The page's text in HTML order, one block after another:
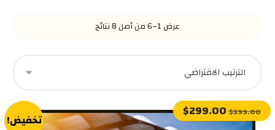
عرض 1–6 من أصل 8 نتائج
$399.00
$299.00 تخفيض!